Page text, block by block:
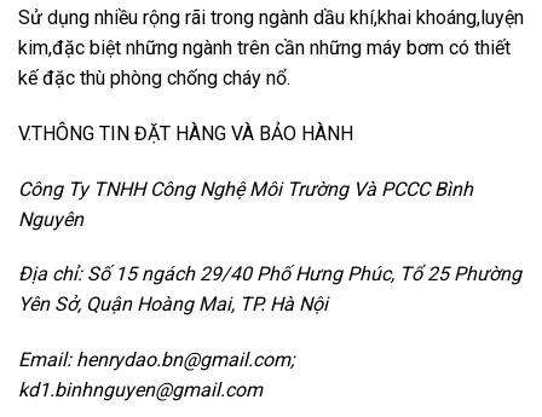
Sử dụng nhiều rộng rãi trong ngành dầu khí,khai khoáng,luyện
kim,đặc biệt những ngành trên cần những máy bơm có thiết
kế đặc thù phòng chống cháy nổ.
V.THÔNG TIN ĐẶT HÀNG VÀ BẢO HÀNH
Công Ty TNHH Công Nghệ Môi Trường Và PCCC Bình
Nguyên
Địa chỉ: Số 15 ngách 29/40 Phố Hưng Phúc, Tổ 25 Phường
Yên Sở, Quận Hoàng Mai, TP. Hà Nội
Email: henrydao.bn@gmail.com;
kd1.binhnguyen@gmail.com